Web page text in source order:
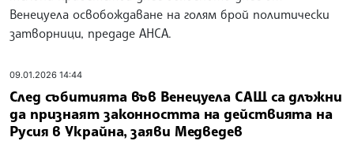
Венецуела освобождаване на голям брой политически
затворници, предаде АНСА.
09.01.2026 14:44
След събитията във Венецуела САЩ са длъжни
да признаят законността на действията на
Русия в Украйна, заяви Медведев